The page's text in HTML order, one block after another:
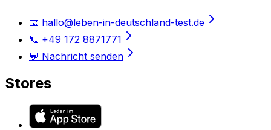
📧 hallo@leben-in-deutschland-test.de
📞 +49 172 8871771
💬 Nachricht senden
Stores